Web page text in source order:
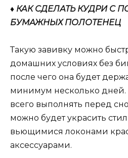
♦ КАК СДЕЛАТЬ КУДРИ С
БУМАЖНЫХ ПОЛОТЕНЕЦ
Такую завивку можно
домашних условиях без
после чего она будет
минимум несколько
всего выполнять перед
можно будет украсить
вьющимися локонами
аксессуарами.